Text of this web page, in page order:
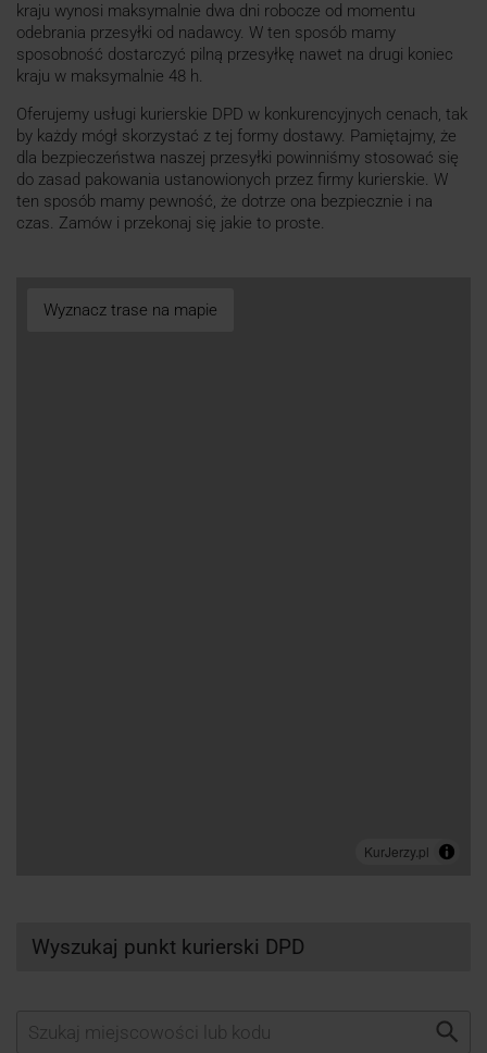
kraju wynosi maksymalnie dwa dni robocze od momentu
odebrania przesyłki od nadawcy. W ten sposób mamy
sposobność dostarczyć pilną przesyłkę nawet na drugi koniec
kraju w maksymalnie 48 h.
Oferujemy usługi kurierskie DPD w konkurencyjnych cenach, tak
by każdy mógł skorzystać z tej formy dostawy. Pamiętajmy, że
dla bezpieczeństwa naszej przesyłki powinniśmy stosować się
do zasad pakowania ustanowionych przez firmy kurierskie. W
ten sposób mamy pewność, że dotrze ona bezpiecznie i na
czas. Zamów i przekonaj się jakie to proste.
Wyznacz trase na mapie
Wyszukaj punkt kurierski DPD